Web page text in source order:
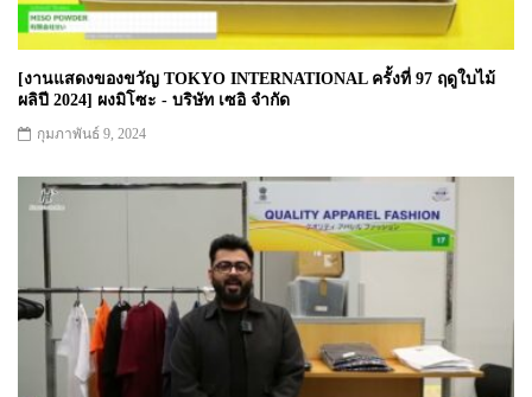
[งานแสดงของขวัญ TOKYO INTERNATIONAL ครั้งที่ 97 ฤดูใบไม้
ผลิปี 2024] ผงมิโซะ - บริษัท เซอิ จำกัด
กุมภาพันธ์ 9, 2024